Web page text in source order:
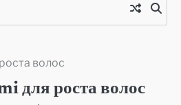
волос
для роста волос